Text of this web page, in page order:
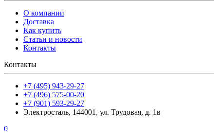
О компании
Доставка
Как купить
Статьи и новости
Контакты
Контакты
+7 (495) 943-29-27
+7 (496) 575-00-20
+7 (901) 593-29-27
Электросталь, 144001, ул. Трудовая, д. 1в
0